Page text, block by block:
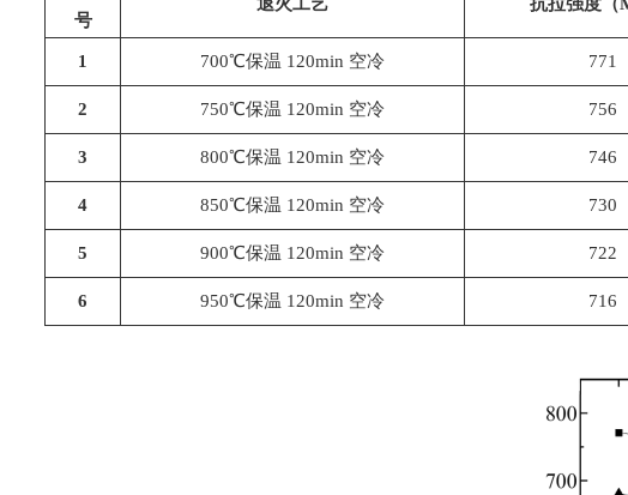
号
1 700℃保温 120min 空冷 771
2 750℃保温 120min 空冷 756
3 800℃保温 120min 空冷 746
4 850℃保温 120min 空冷 730
5 900℃保温 120min 空冷 722
6 950℃保温 120min 空冷 716